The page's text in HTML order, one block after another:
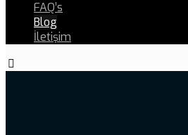
FAQ’s
Blog
İletişim